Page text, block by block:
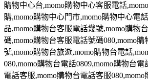
購物中心台,momo購物中心客服電話,momo
購,momo購物中心門市,momo購物中心電話
品,momo購物台客服電話幾號,momo購物
碼,momo購物台客服電話號碼080,momo購
號,momo購物台旅遊,momo購物台電話
080,momo購物台電話0809,momo購物台電
電話客服,momo購物台電話客服080,momo